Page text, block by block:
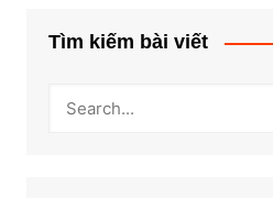
Tìm kiếm bài viết